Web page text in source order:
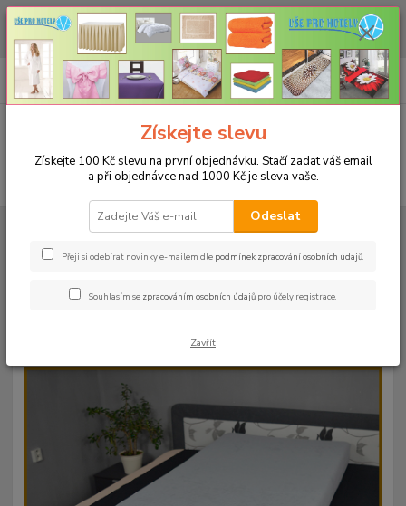
CHCETE NAKOUPIT VĚTŠÍ MNOŽSTVÍ NAŠICH PRODUKTŮ ZA LEPŠÍ
CENU? Klikněte ZDE
CZK
+420 773 794 023
Pondělí-pátek 9-16 hodin
0ks
za0 Kč
PROSTĚRADLA
Bavlněné prostěradla JERSEY s gumou - 45 barev
barva 60 šedá
Bavlněné prostěradlo JERSEY
Získejte slevu
Získejte 100 Kč slevu na první objednávku. Stačí zadat váš email
a při objednávce nad 1000 Kč je sleva vaše.
Odeslat
Přeji si odebírat novinky e-mailem dle podmínek zpracování osobních údajů.
Souhlasím se zpracováním osobních údajů pro účely registrace.
Zavřít